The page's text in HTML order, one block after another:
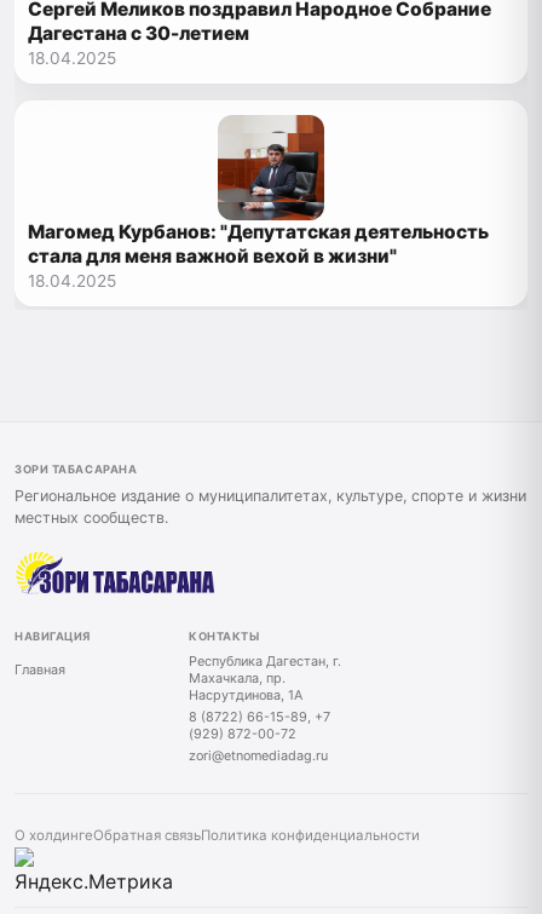
Сергей Меликов поздравил Народное Собрание
Дагестана с 30-летием
18.04.2025
Магомед Курбанов: "Депутатская деятельность
стала для меня важной вехой в жизни"
18.04.2025
ЗОРИ ТАБАСАРАНА
Региональное издание о муниципалитетах, культуре, спорте и жизни
местных сообществ.
НАВИГАЦИЯ
Главная
КОНТАКТЫ
Республика Дагестан, г.
Махачкала, пр.
Насрутдинова, 1А
8 (8722) 66-15-89, +7
(929) 872-00-72
zori@etnomediadag.ru
О холдингеОбратная связьПолитика конфиденциальности